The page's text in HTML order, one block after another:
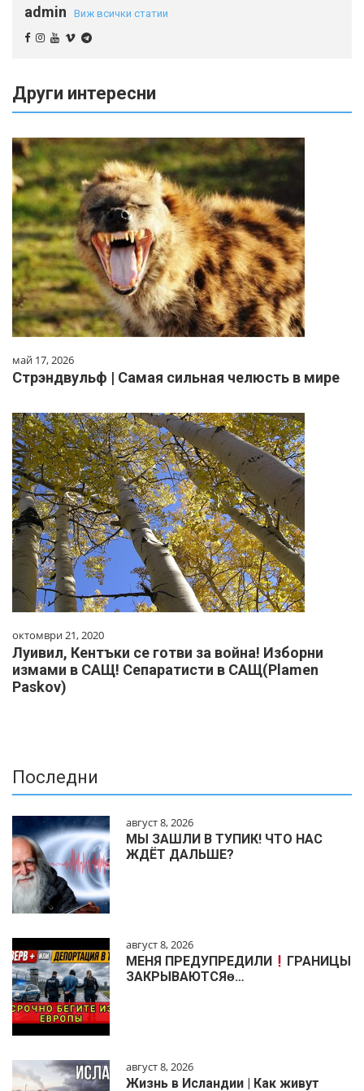
admin Виж всички статии
Други интересни
май 17, 2026
Стрэндвульф | Самая сильная челюсть в мире
октомври 21, 2020
Луивил, Кентъки се готви за война! Изборни
измами в САЩ! Сепаратисти в САЩ(Plamen
Paskov)
Последни
август 8, 2026
МЫ ЗАШЛИ В ТУПИК! ЧТО НАС
ЖДЁТ ДАЛЬШЕ?
август 8, 2026
МЕНЯ ПРЕДУПРЕДИЛИ
ГРАНИЦЫ
ЗАКРЫВАЮТСЯɵ…
август 8, 2026
Жизнь в Исландии | Как живут